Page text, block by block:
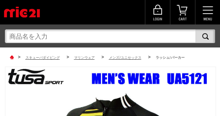
> スキューバダイビング > マリンウェア > メンズ/ユニセックス > ラッシュ/パーカー